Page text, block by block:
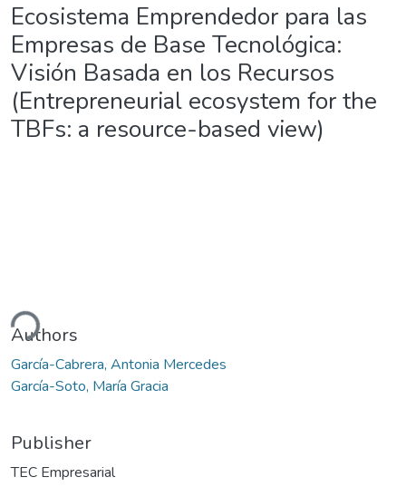
Ecosistema Emprendedor para las
Empresas de Base Tecnológica:
Visión Basada en los Recursos
(Entrepreneurial ecosystem for the
TBFs: a resource-based view)
Authors
García-Cabrera, Antonia Mercedes
García-Soto, María Gracia
Publisher
TEC Empresarial